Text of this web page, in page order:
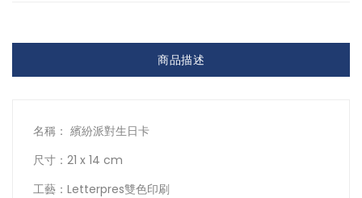
商品描述
名稱： 繽紛派對生日卡
尺寸：21 x 14 cm
工藝：Letterpres雙色印刷